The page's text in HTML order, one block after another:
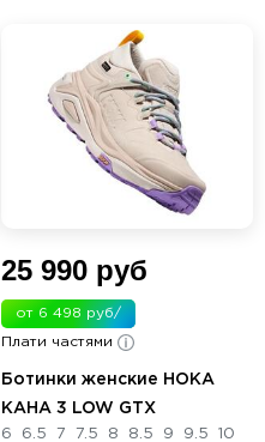
25 990 руб
от 6 498 руб/
мес.
Плати частями
Ботинки женские HOKA
KAHA 3 LOW GTX
6 6.5 7 7.5 8 8.5 9 9.5
10